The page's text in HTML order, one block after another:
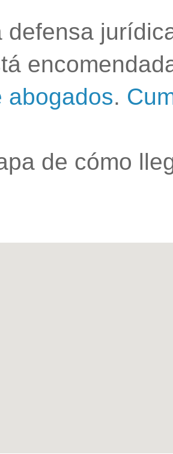
defensa
abogados.
de cómo